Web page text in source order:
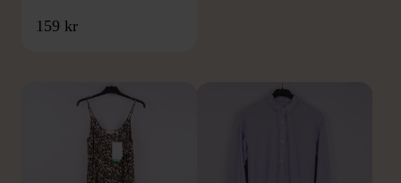
159 kr
FRÅN SAMMA VARUMÄRKE